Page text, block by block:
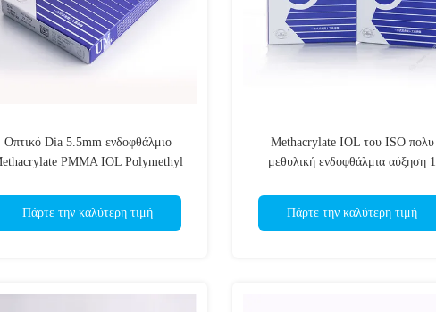
Οπτικό Dia 5.5mm ενδοφθάλμιο
PMMA IOL Polymethyl
Πάρτε την καλύτερη τιμή
Methacrylate IOL του ISO πολυ
μεθυλική ενδοφθάλμια αύξηση 1
Πάρτε την καλύτερη τιμή